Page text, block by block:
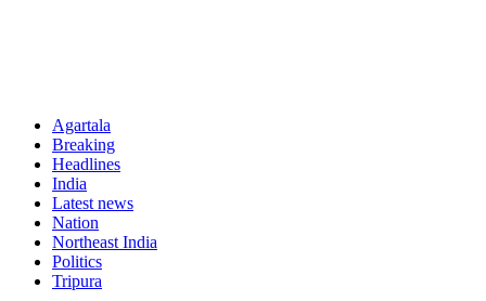
Agartala
Breaking
Headlines
India
Latest news
Nation
Northeast India
Politics
Tripura